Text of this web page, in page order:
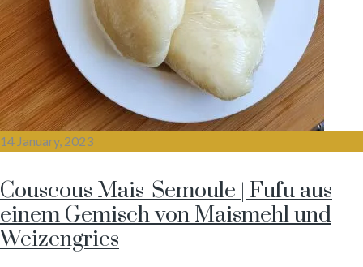
14 January, 2023
Couscous Mais-Semoule | Fufu aus
einem Gemisch von Maismehl und
Weizengries